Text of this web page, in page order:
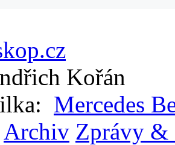
Kořán
Mercedes
Archiv Zprávy &